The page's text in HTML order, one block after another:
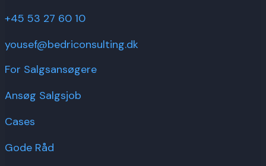
+45 53 27 60 10
yousef@bedriconsulting.dk
For Salgsansøgere
Ansøg Salgsjob
Cases
Gode Råd